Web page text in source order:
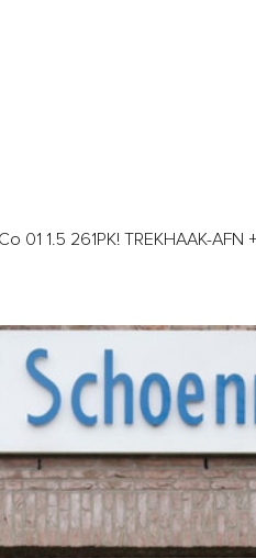
01 1.5 261PK! TREKHAAK-AFN